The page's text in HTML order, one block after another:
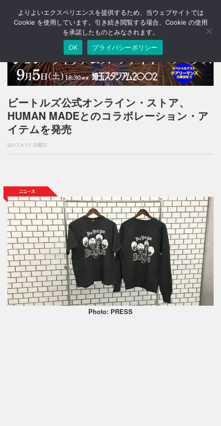
T
o
a
v
a
n
ビートルズ公式オンライン・ストア、
HUMAN MADEとのコラボレーション・ア
イテムを発売
2017.4.17 月曜日
Photo: PRESS
よりよいエクスペリエンスを提供するため、当ウェブサイトでは
Cookie を使用しています。引き続き閲覧する場合、Cookie の使用
を承諾したものとみなされます。
OK
プライバシーポリシー